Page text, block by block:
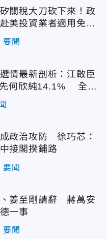
關稅大刀砍下來！政
美投資業者適用免稅
要聞
情最新剖析：江啟臣
何欣純14.1% 全世
面居首
政治攻防 徐巧芯：
接閣揆鋪路
要聞
姜至剛請辭 蔣萬安
一事
要聞